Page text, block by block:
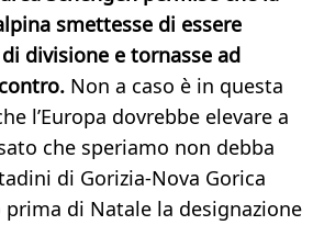
smettesse di essere
divisione e tornasse ad
Non a caso è in questa
l’Europa dovrebbe elevare a
che speriamo non debba
di Gorizia-Nova Gorica
di Natale la designazione